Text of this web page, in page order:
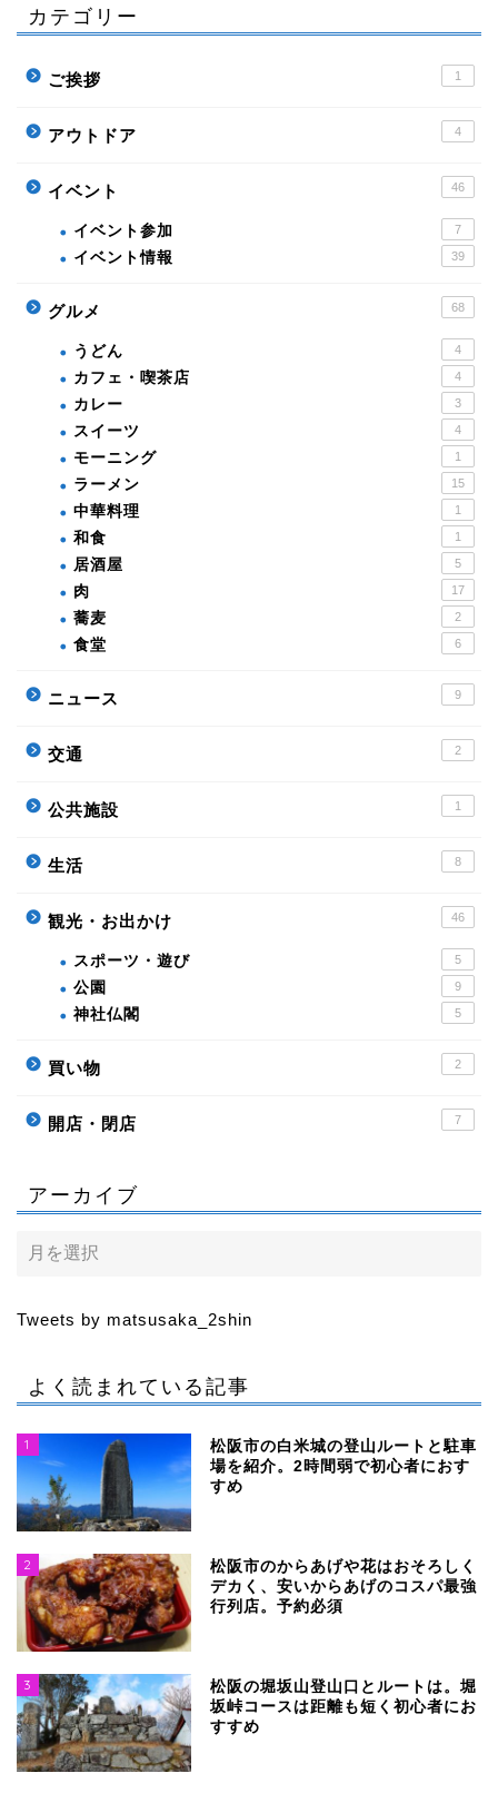
カテゴリー
ご挨拶 1
アウトドア 4
イベント 46
イベント参加 7
イベント情報 39
グルメ 68
うどん 4
カフェ・喫茶店 4
カレー 3
スイーツ 4
モーニング 1
ラーメン 15
中華料理 1
和食 1
居酒屋 5
肉 17
蕎麦 2
食堂 6
ニュース 9
交通 2
公共施設 1
生活 8
観光・お出かけ 46
スポーツ・遊び 5
公園 9
神社仏閣 5
買い物 2
開店・閉店 7
アーカイブ
Tweets by matsusaka_2shin
よく読まれている記事
1
松阪市の白米城の登山ルートと駐車
場を紹介。2時間弱で初心者におす
すめ
2
松阪市のからあげや花はおそろしく
デカく、安いからあげのコスパ最強
行列店。予約必須
3
松阪の堀坂山登山口とルートは。堀
坂峠コースは距離も短く初心者にお
すすめ